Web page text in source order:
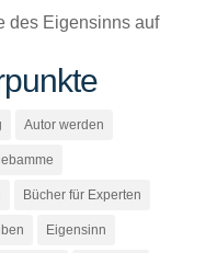
Autor werden
Bücher für Experten
Eigensinn